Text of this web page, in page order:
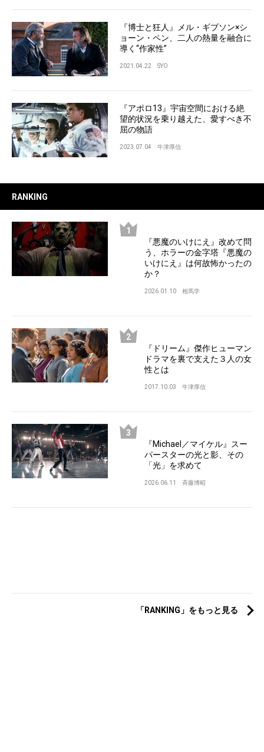
『博士と狂人』メル・ギブソン×シ
ョーン・ペン、二人の熱量を融合に
導く“作家性”
2021.04.22 SYO
『アポロ13』宇宙空間における絶
望的状況を乗り越えた、愛すべき不
屈の物語
2023.07.04 牛津厚信
RANKING
『悪魔のいけにえ』改めて問
う、ホラーの金字塔『悪魔の
いけにえ』は何故怖かったの
か？
2026.01.10 相馬学
『ドリーム』傑作ヒューマン
ドラマを裏で支えた３人の女
性とは
2017.10.03 牛津厚信
『Michael／マイケル』スー
パースターの光と影、その
「光」を求めて
2026.06.11 斉藤博昭
「RANKING」をもっと見る